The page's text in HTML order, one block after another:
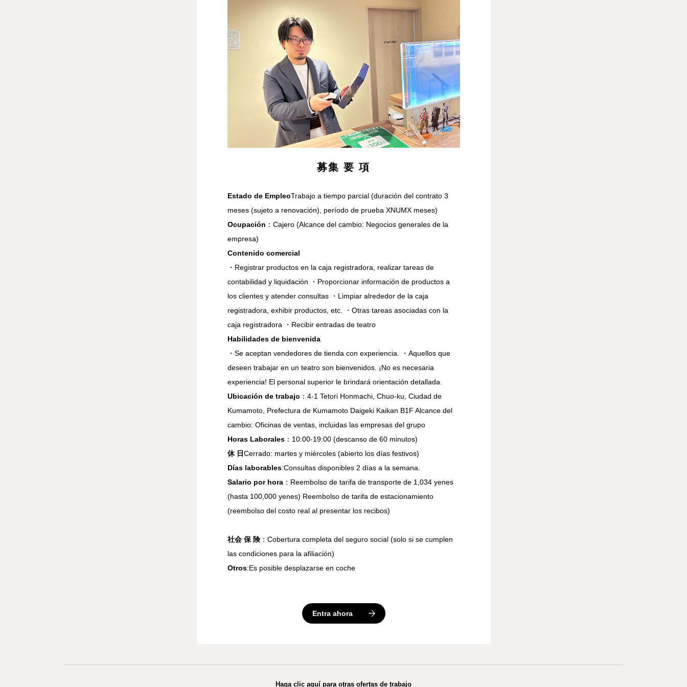
募集 要 項
Estado de EmpleoTrabajo a tiempo parcial (duración del contrato 3
Ocupación ：Cajero (Alcance del cambio: Negocios generales de la
Contenido comercial
・Registrar productos en la caja registradora, realizar tareas de
contabilidad y liquidación ・Proporcionar información de productos a
los clientes y atender consultas ・Limpiar alrededor de la caja
registradora, exhibir productos, etc. ・Otras tareas asociadas con la
caja registradora ・Recibir entradas de teatro
Habilidades de bienvenida
・Se aceptan vendedores de tienda con experiencia. ・Aquellos que
deseen trabajar en un teatro son bienvenidos. ¡No es necesaria
Ubicación de trabajo ：4-1 Tetori Honmachi, Chuo-ku, Ciudad de
Kumamoto, Prefectura de Kumamoto Daigeki Kaikan B1F Alcance del
cambio: Oficinas de ventas, incluidas las empresas del grupo
Horas Laborales
休 日
Días laborables
Salario por hora：Reembolso de tarifa de transporte de 1,034 yenes
(hasta 100,000 yenes) Reembolso de tarifa de estacionamiento
(reembolso del costo real al presentar los recibos)
社会 保 険：Cobertura completa del seguro social (solo si se cumplen
Otros:Es posible desplazarse en coche
Entra ahora
Haga clic aquí para otras ofertas de trabajo